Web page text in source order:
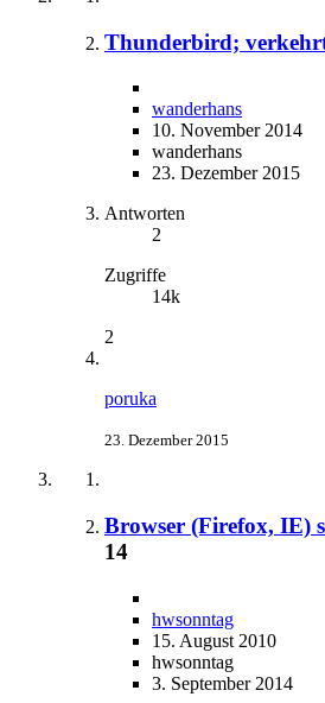
Thunderbird;
wanderhans
10. November 2014
wanderhans
23. Dezember 2015
Antworten
2
Zugriffe
14k
2
poruka
23. Dezember 2015
Browser (Firefox, IE)
14
hwsonntag
15. August 2010
hwsonntag
3. September 2014